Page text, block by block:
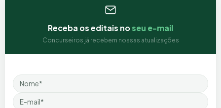
Receba os editais noseu e-mail
Concurseiros já recebem nossas atualizações
Nome
Email